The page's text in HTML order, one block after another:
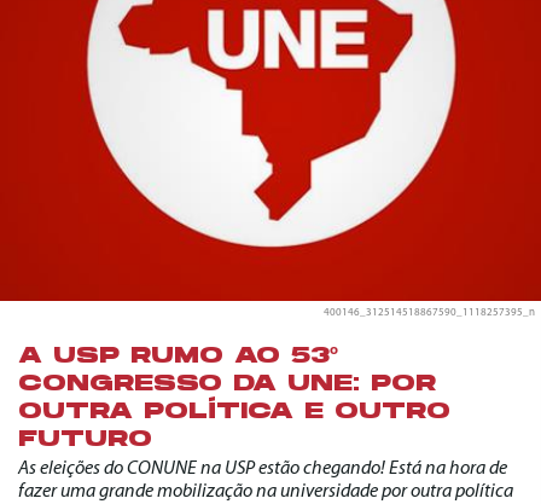
400146_312514518867590_1118257395_n
A USP RUMO AO 53º
CONGRESSO DA UNE: POR
OUTRA POLÍTICA E OUTRO
FUTURO
As eleições do CONUNE na USP estão chegando! Está na hora de
fazer uma grande mobilização na universidade por outra política